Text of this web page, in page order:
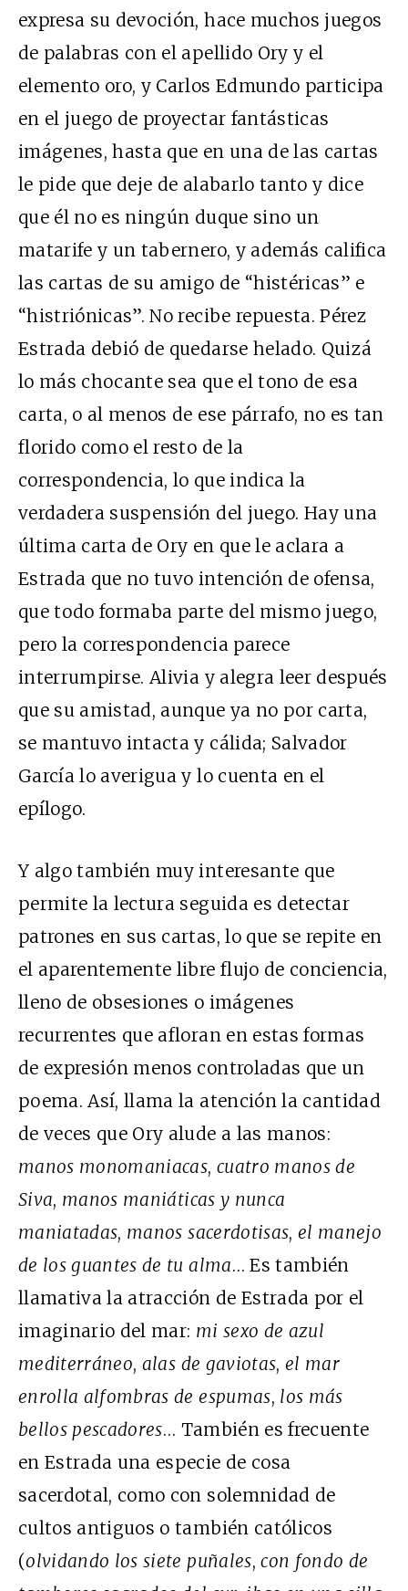
expresa su devoción, hace muchos juegos
de palabras con el apellido Ory y el
elemento oro, y Carlos Edmundo participa
en el juego de proyectar fantásticas
imágenes, hasta que en una de las cartas
le pide que deje de alabarlo tanto y dice
que él no es ningún duque sino un
matarife y un tabernero, y además califica
las cartas de su amigo de “histéricas” e
“histriónicas”. No recibe repuesta. Pérez
Estrada debió de quedarse helado. Quizá
lo más chocante sea que el tono de esa
carta, o al menos de ese párrafo, no es tan
florido como el resto de la
correspondencia, lo que indica la
verdadera suspensión del juego. Hay una
última carta de Ory en que le aclara a
Estrada que no tuvo intención de ofensa,
que todo formaba parte del mismo juego,
pero la correspondencia parece
interrumpirse. Alivia y alegra leer después
que su amistad, aunque ya no por carta,
se mantuvo intacta y cálida; Salvador
García lo averigua y lo cuenta en el
epílogo.
Y algo también muy interesante que
permite la lectura seguida es detectar
patrones en sus cartas, lo que se repite en
el aparentemente libre flujo de conciencia,
lleno de obsesiones o imágenes
recurrentes que afloran en estas formas
de expresión menos controladas que un
poema. Así, llama la atención la cantidad
de veces que Ory alude a las manos:
manos monomaniacas, cuatro manos de
Siva, manos maniáticas y nunca
maniatadas, manos sacerdotisas, el manejo
de los guantes de tu alma… Es también
llamativa la atracción de Estrada por el
imaginario del mar: mi sexo de azul
mediterráneo, alas de gaviotas, el mar
enrolla alfombras de espumas, los más
bellos pescadores… También es frecuente
en Estrada una especie de cosa
sacerdotal, como con solemnidad de
cultos antiguos o también católicos
(olvidando los siete puñales,con fondo de